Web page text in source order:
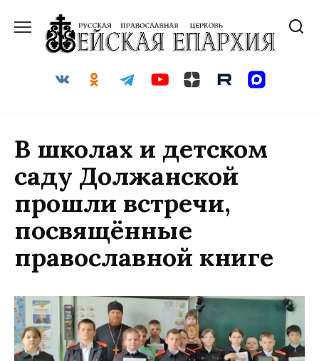
содержанию
В школах и детском
саду Должанской
прошли встречи,
посвящённые
православной книге